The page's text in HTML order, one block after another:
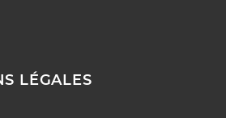
LÉGALES